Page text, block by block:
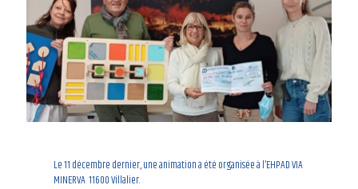
Le 11 décembre dernier, une animation a été organisée à l’EHPAD VIA
MINERVA 11600 Villalier.